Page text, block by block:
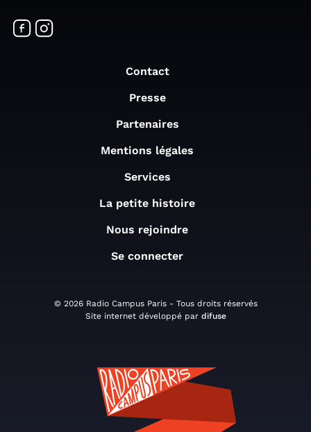
Contact
Presse
Partenaires
Mentions légales
Services
La petite histoire
Nous rejoindre
Se connecter
© 2026 Radio Campus Paris - Tous droits réservés
Site internet développé par difuse